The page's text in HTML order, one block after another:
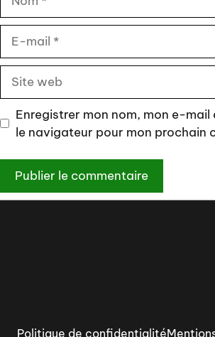
mail
Site
web
Enregistrer mon nom, mon e-mail
le navigateur pour mon prochain
Politique de confidentialité